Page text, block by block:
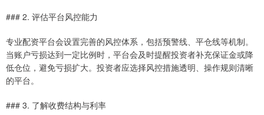
### 2. 评估平台风控能力
专业配资平台会设置完善的风控体系，包括预警线、平仓线等机制。
当账户亏损达到一定比例时，平台会及时提醒投资者补充保证金或降
低仓位，避免亏损扩大。投资者应选择风控措施透明、操作规则清晰
的平台。
### 3. 了解收费结构与利率